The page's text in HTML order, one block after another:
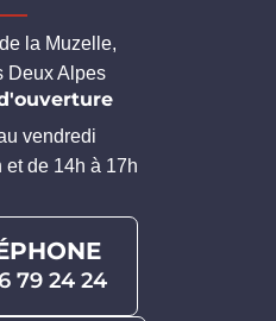
la Muzelle,
Deux Alpes
vendredi
et de 14h à 17h
79 24 24